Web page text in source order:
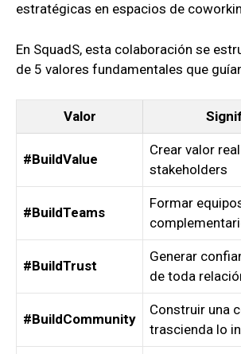
estratégicas en espacios de
En SquadS, esta colaboración se
de 5 valores fundamentales que
Valor
#BuildValue
Crear valor
stakeholders
#BuildTeams
Formar
#BuildTrust
Generar
de toda
#BuildCommunity
Construir una
trascienda lo